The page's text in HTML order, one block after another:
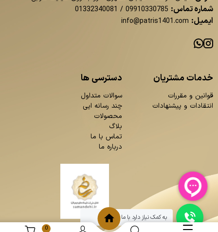
شماره تماس: 09910330785
/
01332340081
ایمیل: info@patris1401.com
خدمات مشتریان
قوانین و مقررات
انتقادات و پیشنهادات
دسترسی ها
سوالات متداول
چند رسانه ایی
محصولات
بلاگ
تماس با ما
درباره ما
0
به کمک نیاز دارد با ما چت کنید